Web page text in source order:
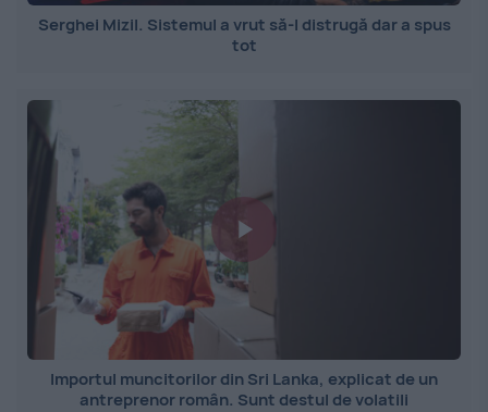
Serghei Mizil. Sistemul a vrut să-l distrugă dar a spus
tot
Importul muncitorilor din Sri Lanka, explicat de un
antreprenor român. Sunt destul de volatili